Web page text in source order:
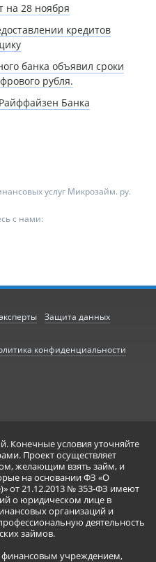
на 28 ноября
кредитов
банка объявил сроки
рубля.
Банка
услуг Микрозайм. ру.
с нами:
Защита данных
конфиденциальности
Конечные условия уточняйте
Проект осуществляет
желающим взять займ, и
на основании ФЗ «О
от 21.12.2013 № 353-ФЗ имеют
о юридическом лице в
организаций и
деятельность
займов.
финансовым учреждением,